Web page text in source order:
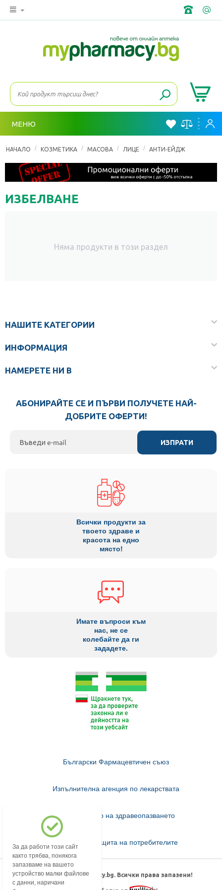
МЕНЮ
НАЧАЛО / КОЗМЕТИКА / МАСОВА / ЛИЦЕ / АНТИ-ЕЙДЖ
ИЗБЕЛВАНЕ
Няма продукти в този раздел
НАШИТЕ КАТЕГОРИИ
ИНФОРМАЦИЯ
НАМЕРЕТЕ НИ В
АБОНИРАЙТЕ СЕ И ПЪРВИ ПОЛУЧЕТЕ НАЙ-
ДОБРИТЕ ОФЕРТИ!
ИЗПРАТИ
Всички продукти за
твоето здраве и
красота на едно
място!
Имате въпроси към
нас, не се
колебайте да ги
зададете.
Български Фармацевтичен съюз
Изпълнителна агенция по лекарствата
Министерство на здравеопазването
Комисия за защита на потребителите
© 2018-2026 mypharmacy.bg. Всички права запазени!
За да работи този сайт
както трябва, понякога
запазваме на вашето
устройство малки файлове
с данни, наричани